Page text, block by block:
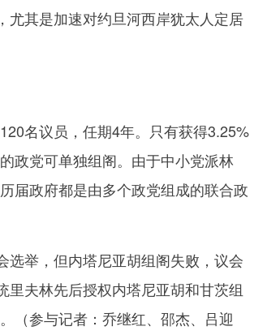
尤其是加速对约旦河西岸犹太人定居
名议员，任期4年。只有获得3.25%
政党可单独组阁。由于中小党派林
届政府都是由多个政党组成的联合政
举，但内塔尼亚胡组阁失败，议会
夫林先后授权内塔尼亚胡和甘茨组
（参与记者：乔继红、邵杰、吕迎